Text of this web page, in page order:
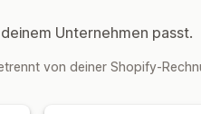
Unternehmen passt.
von deiner Shopify-